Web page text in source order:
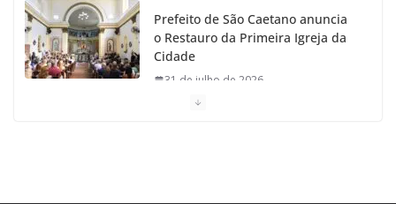
Prefeito de São Caetano anuncia
o Restauro da Primeira Igreja da
Cidade
31 de julho de 2026